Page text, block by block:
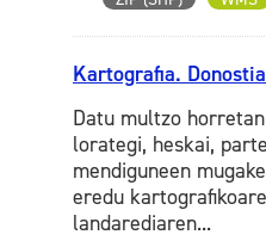
Kartografia.
Datu multzo
lorategi, heskai,
mendiguneen
eredu
landarediaren...